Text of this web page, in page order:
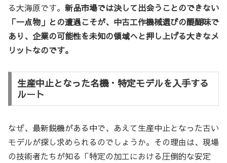
る大海原です。 新品市場では決して出会うことのできない
「一点物」との遭遇こそが、中古工作機械選びの醍醐味で
あり、企業の可能性を未知の領域へと押し上げる大きなメ
リットなのです。
生産中止となった名機・特定モデルを入手する
ルート
なぜ、最新鋭機がある中で、あえて生産中止となった古い
モデルが探し求められるのでしょうか。その理由は、現場
の技術者たちが知る「特定の加工における圧倒的な安定